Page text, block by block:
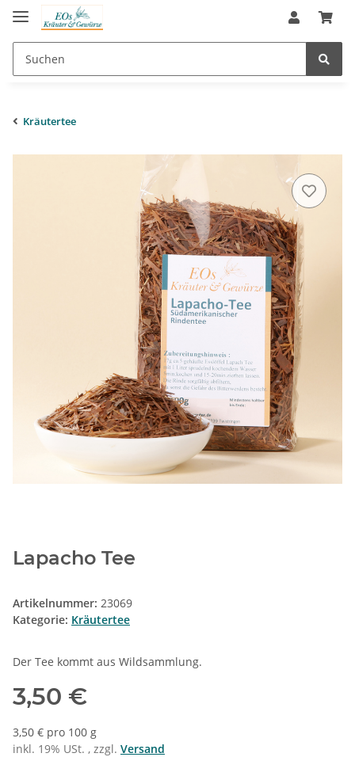
Kräutertee
Lapacho Tee
Artikelnummer: 23069
Kategorie: Kräutertee
Der Tee kommt aus Wildsammlung.
3,50 €
3,50 € pro 100 g
inkl. 19% USt. , zzgl. Versand